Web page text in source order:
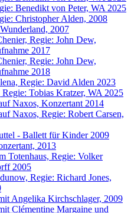
Benedikt von Peter, WA 2025
Christopher Alden, 2008
2007
Regie: John Dew,
2017
Regie: John Dew,
2018
Regie: David Alden 2023
Tobias Kratzer, WA 2025
Naxos, Konzertant 2014
Naxos, Regie: Robert Carsen,
- Ballett für Kinder 2009
2013
Totenhaus, Regie: Volker
2005
Regie: Richard Jones,
Angelika Kirchschlager, 2009
Clémentine Margaine und